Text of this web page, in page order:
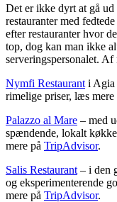
Det er ikke dyrt at gå
restauranter med
efter restauranter hvor
top, dog kan man ikke
serveringspersonalet. Af
Nymfi Restaurant i Agia
rimelige priser, læs mere
Palazzo al Mare – med
spændende, lokalt
mere på TripAdvisor.
Salis Restaurant – i den
og eksperimenterende
mere på TripAdvisor.